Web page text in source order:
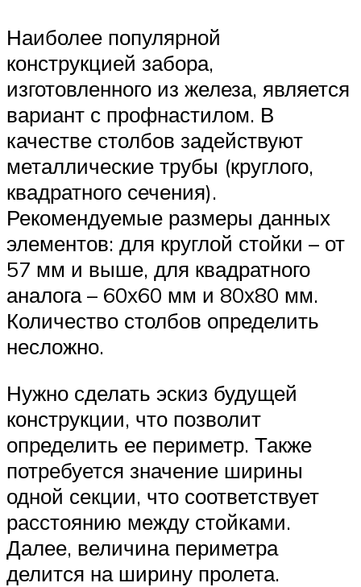
Наиболее популярной
конструкцией забора,
изготовленного из железа, является
вариант с профнастилом. В
качестве столбов задействуют
металлические трубы (круглого,
квадратного сечения).
Рекомендуемые размеры данных
элементов: для круглой стойки – от
57 мм и выше, для квадратного
аналога – 60х60 мм и 80х80 мм.
Количество столбов определить
несложно.
Нужно сделать эскиз будущей
конструкции, что позволит
определить ее периметр. Также
потребуется значение ширины
одной секции, что соответствует
расстоянию между стойками.
Далее, величина периметра
делится на ширину пролета.